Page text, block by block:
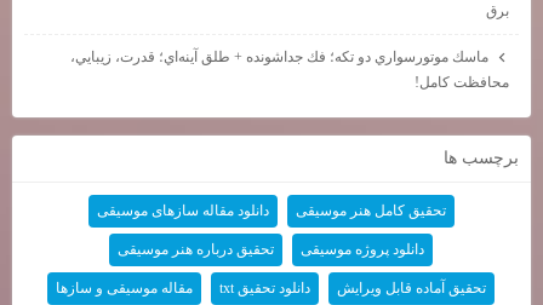
برق
ماسك موتورسواري دو تكه؛ فك جداشونده + طلق آينه‌اي؛ قدرت، زيبايي،
محافظت كامل!
برچسب ها
تحقیق کامل هنر موسیقی دانلود مقاله سازهای موسیقی
دانلود پروژه موسیقی تحقیق درباره هنر موسیقی
تحقیق آماده قابل ویرایش دانلود تحقیق txt مقاله موسیقی و سازها